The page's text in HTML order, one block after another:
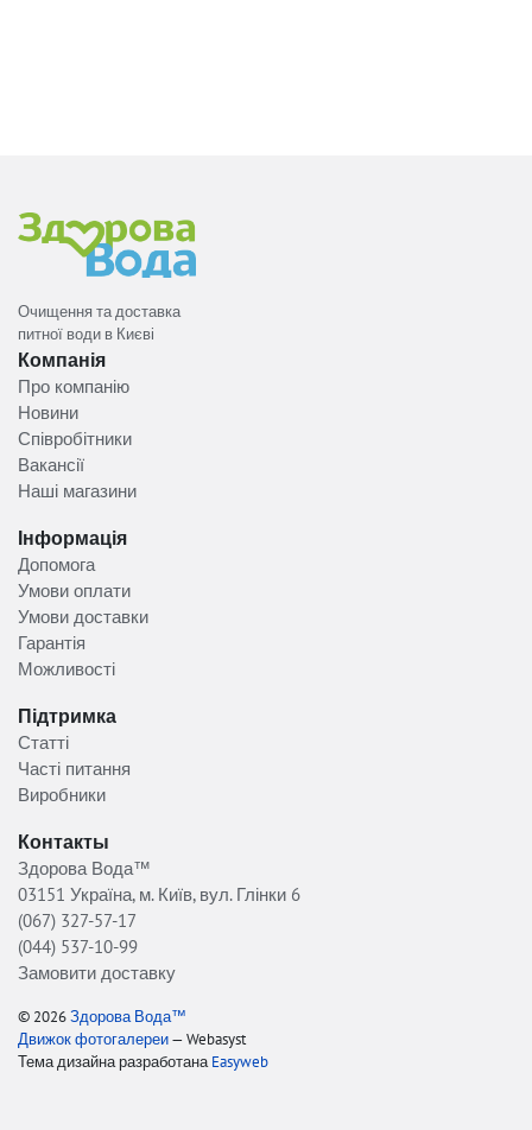
Очищення та доставка
питної води в Києві
Компанія
Про компанію
Новини
Співробітники
Вакансії
Наші магазини
Інформація
Допомога
Умови оплати
Умови доставки
Гарантія
Можливості
Підтримка
Статті
Часті питання
Виробники
Контакты
Здорова Вода™
03151 Україна, м. Київ, вул. Глінки 6
(067) 327-57-17
(044) 537-10-99
Замовити доставку
© 2026Здорова Вода™
Движок фотогалереи— Webasyst
Тема дизайна разработанаEasyweb